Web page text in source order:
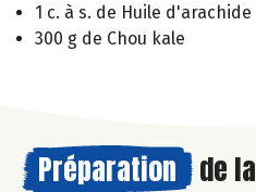
1 c. à s. de Huile d'arachide
300 g de Chou kale
Préparation de la